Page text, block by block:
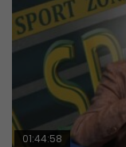
01:44:58